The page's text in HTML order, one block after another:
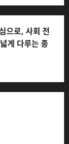
으로, 사회 전
게 다루는 종